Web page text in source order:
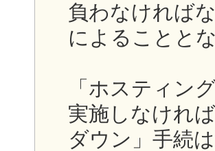
負わなければ
によることとな
「ホスティン
実施しなけれ
ダウン」手続